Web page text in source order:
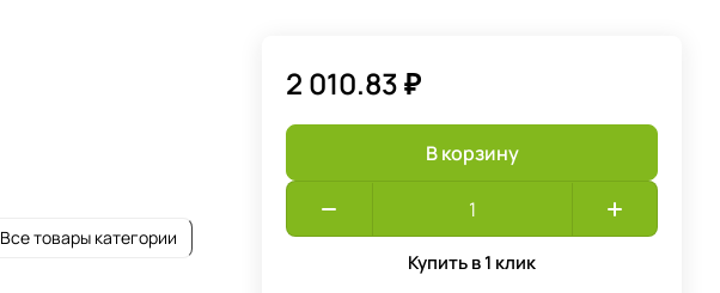
Все товары категории
2 010.83 ₽
В корзину
Купить в 1 клик